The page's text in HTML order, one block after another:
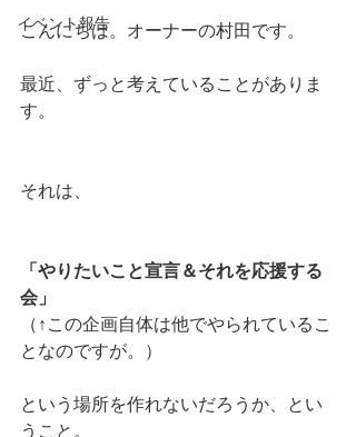
イベント報告
こんにちは。オーナーの村田です。
最近、ずっと考えていることがありま
す。
それは、
「やりたいこと宣言＆それを応援する
会」
（↑この企画自体は他でやられているこ
となのですが。）
という場所を作れないだろうか、とい
うこと。